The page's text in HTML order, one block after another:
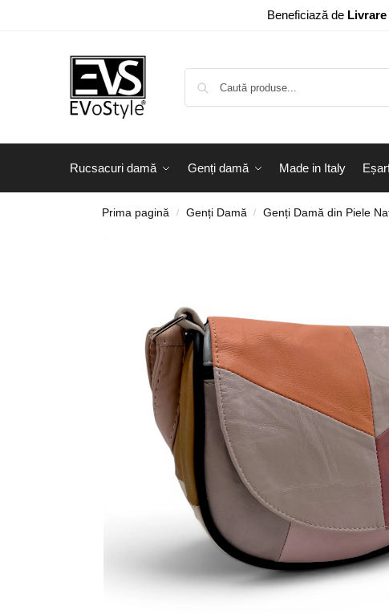
Beneficiază de
Rucsacuri damă Genți damă Made in Italy
Prima pagină / Genți Damă / Genți Damă din Piele